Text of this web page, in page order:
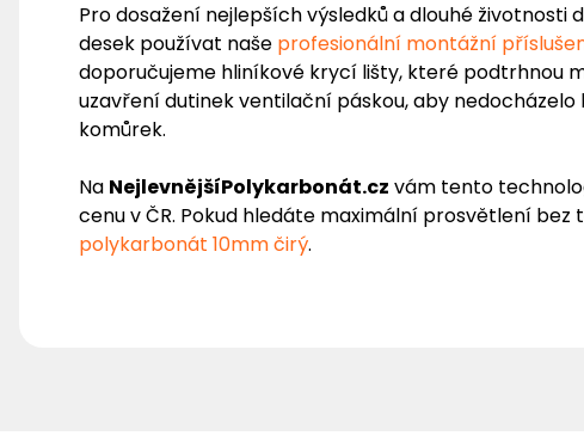
Pro dosažení nejlepších výsledků a dlouhé
desek používat naše profesionální montážní
doporučujeme hliníkové krycí lišty, které podtrhnou
uzavření dutinek ventilační páskou, aby
komůrek.
Na NejlevnějšíPolykarbonát.cz vám tento
cenu v ČR. Pokud hledáte maximální prosvětlení
polykarbonát 10mm čirý.